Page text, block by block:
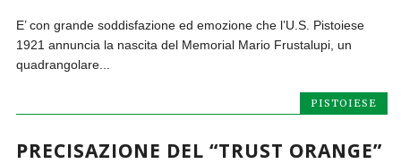
E’ con grande soddisfazione ed emozione che l’U.S. Pistoiese
1921 annuncia la nascita del Memorial Mario Frustalupi, un
quadrangolare...
PISTOIESE
PRECISAZIONE DEL “TRUST ORANGE”